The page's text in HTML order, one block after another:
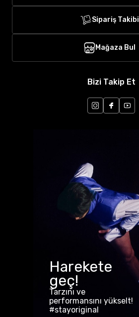
Sipariş Takibi
Mağaza Bul
Bizi Takip Et
Harekete
geç!
Tarzını ve
performansını yükselt!
#stayoriginal